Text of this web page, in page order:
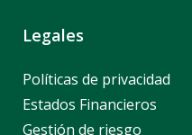
Legales
Políticas de privacidad
Estados Financieros
Gestión de riesgo